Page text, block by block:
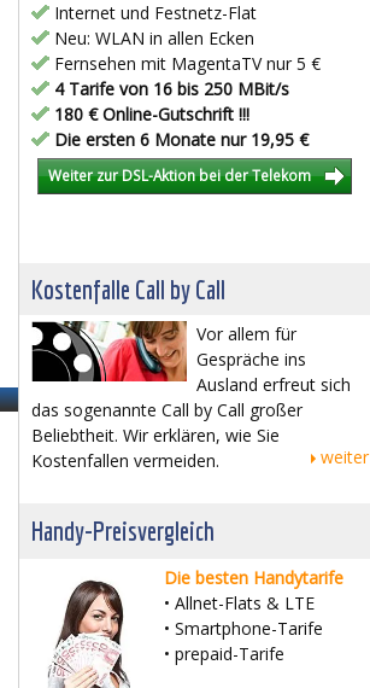
Internet und Festnetz-Flat
Neu: WLAN in allen Ecken
Fernsehen mit MagentaTV nur 5 €
4 Tarife von 16 bis 250 MBit/s
180 € Online-Gutschrift !!!
Die ersten 6 Monate nur 19,95 €
Weiter zur DSL-Aktion bei der Telekom
Kostenfalle Call by Call
Vor allem für
Gespräche ins
Ausland erfreut sich
das sogenannte Call by Call großer
Beliebtheit. Wir erklären, wie Sie
Kostenfallen vermeiden.
weiter
Handy-Preisvergleich
Die besten Handytarife
• Allnet-Flats & LTE
• Smartphone-Tarife
• prepaid-Tarife